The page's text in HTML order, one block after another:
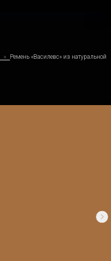
Ремень «Василевс» из натуральной